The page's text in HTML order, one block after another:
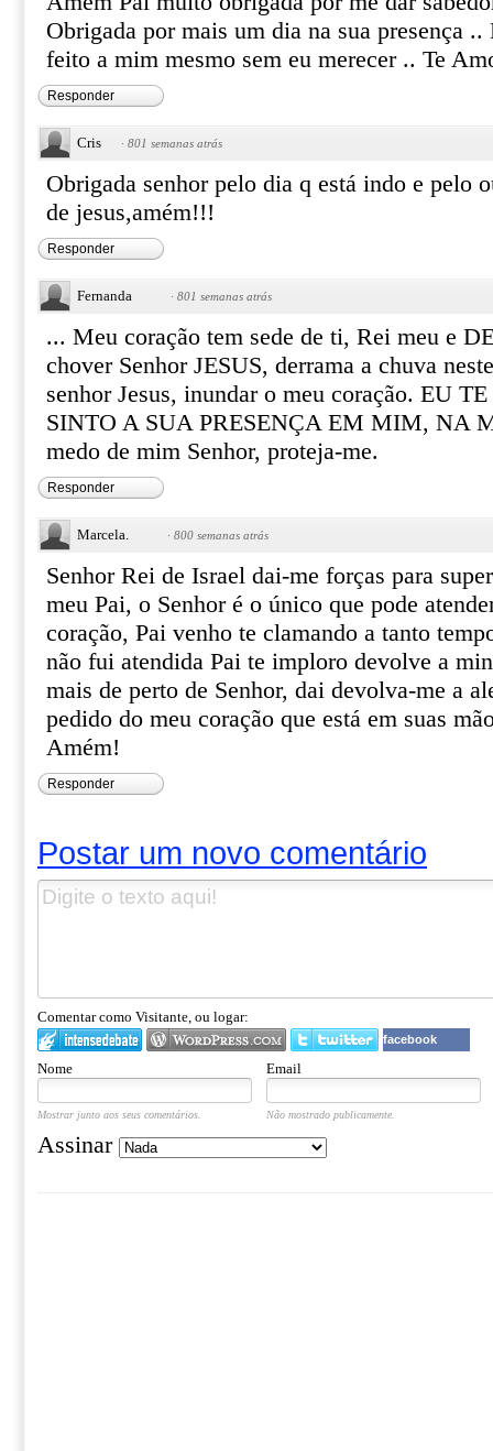
Obrigada por mais um dia na sua presença
feito a mim mesmo sem eu merecer .. Te
Responder
Cris · 801 semanas atrás
Obrigada senhor pelo dia q está indo e pelo
de jesus,amém!!!
Responder
Fernanda · 801 semanas atrás
... Meu coração tem sede de ti, Rei meu e
chover Senhor JESUS, derrama a chuva
senhor Jesus, inundar o meu coração. EU
SINTO A SUA PRESENÇA EM MIM, NA
medo de mim Senhor, proteja-me.
Responder
Marcela. · 800 semanas atrás
Senhor Rei de Israel dai-me forças para
meu Pai, o Senhor é o único que pode
coração, Pai venho te clamando a tanto
não fui atendida Pai te imploro devolve a
mais de perto de Senhor, dai devolva-me a
pedido do meu coração que está em suas
Amém!
Responder
Postar um novo comentário
Comentar como Visitante, ou logar:
facebook
Nome Email
Mostrar junto aos seus comentários. Não mostrado publicamente.
Assinar